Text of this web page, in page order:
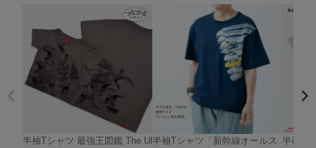
半袖Tシャツ 最強王図鑑 The Ul 半袖Tシャツ「新幹線オールス 半袖T